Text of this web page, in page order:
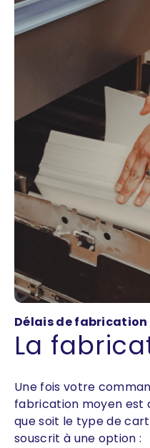
Délais de fabrication
La
Une fois votre
fabrication moyen est
que soit le type de
souscrit à une option :